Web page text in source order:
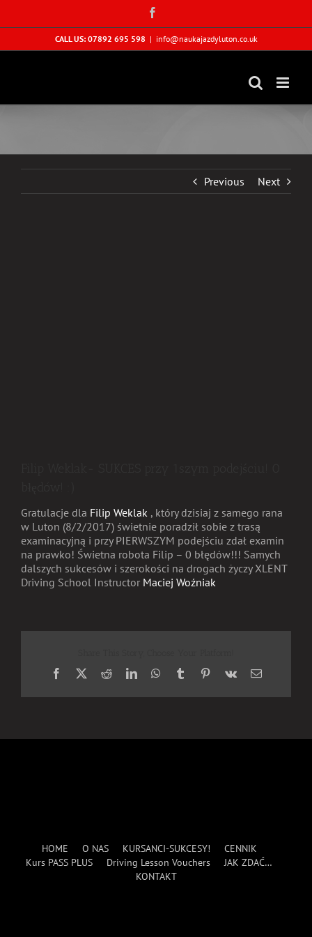
CALL US: 07892 695 598 | info@naukajazdyluton.co.uk
Previous Next
Gratulacje dla Filip Weklak , który dzisiaj z samego rana
w Luton (8/2/2017) świetnie poradził sobie z trasą
examinacyjną i przy PIERWSZYM podejściu zdał examin
na prawko! Świetna robota Filip – 0 błędów!!! Samych
dalszych sukcesów i szerokości na drogach życzy XLENT
Driving School Instructor Maciej Woźniak
Facebook
X RedditLinkedInWhatsApp
TumblrPinterest
Vk Email
HOME O NAS KURSANCI-SUKCESY!
CENNIK
Kurs PASS PLUS
Driving Lesson Vouchers
JAK ZDAĆ…
KONTAKT